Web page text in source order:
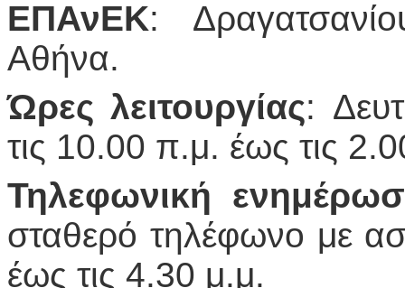
ΕΠΑνΕΚ:
Αθήνα.
Ώρες λειτουργίας:
τις 10.00 π.μ. έως τις
Τηλεφωνική
σταθερό τηλέφωνο με
έως τις 4.30 μ.μ.